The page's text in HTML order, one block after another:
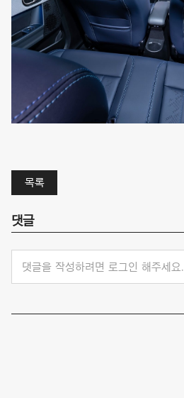
목록
댓글
댓글을 작성하려면 로그인 해주세요.